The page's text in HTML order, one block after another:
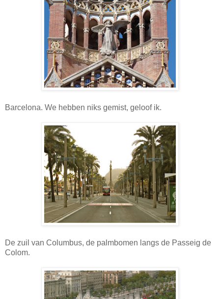
Barcelona. We hebben niks gemist, geloof ik.
De zuil van Columbus, de palmbomen langs de Passeig de
Colom.